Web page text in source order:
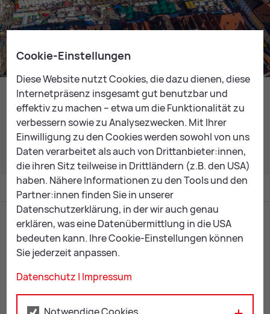
Alle Ver­an­stal­tun­gen in Leo­ben
ZUM EVENT-KALENDER
Cookie-Einstellungen
Diese Website nutzt Cookies, die dazu dienen, diese
Internetpräsenz insgesamt gut benutzbar und
effektiv zu machen – etwa um die Funktionalität zu
verbessern sowie zu Analysezwecken. Mit Ihrer
Einwilligung zu den Cookies werden sowohl von uns
Daten verarbeitet als auch von Drittanbieter:innen,
die ihren Sitz teilweise in Drittländern (z.B. den USA)
haben. Nähere Informationen zu den Tools und den
Partner:innen finden Sie in unserer
Datenschutzerklärung, in der wir auch genau
erklären, was eine Datenübermittlung in die USA
bedeuten kann. Ihre Cookie-Einstellungen können
Sie jederzeit anpassen.
Datenschutz | Impressum